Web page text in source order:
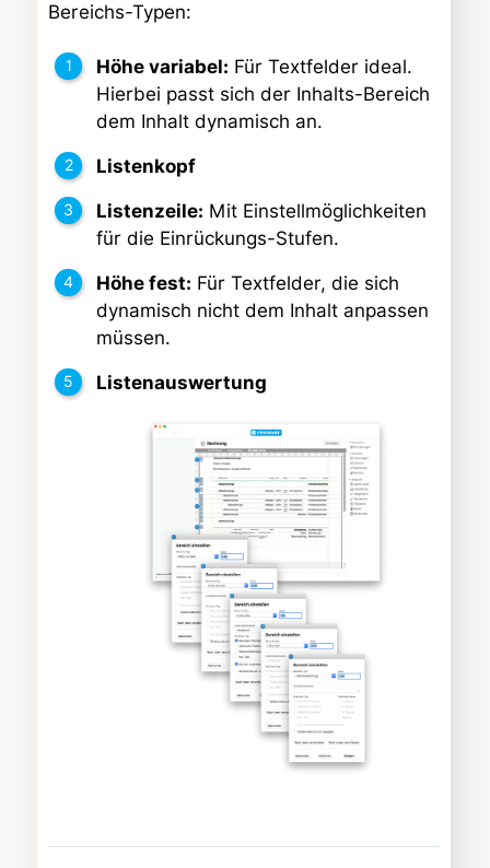
Bereichs-Typen:
Höhe variabel: Für Textfelder ideal.
Hierbei passt sich der Inhalts-Bereich
dem Inhalt dynamisch an.
Listenkopf
Listenzeile: Mit Einstellmöglichkeiten
für die Einrückungs-Stufen.
Höhe fest: Für Textfelder, die sich
dynamisch nicht dem Inhalt anpassen
müssen.
Listenauswertung